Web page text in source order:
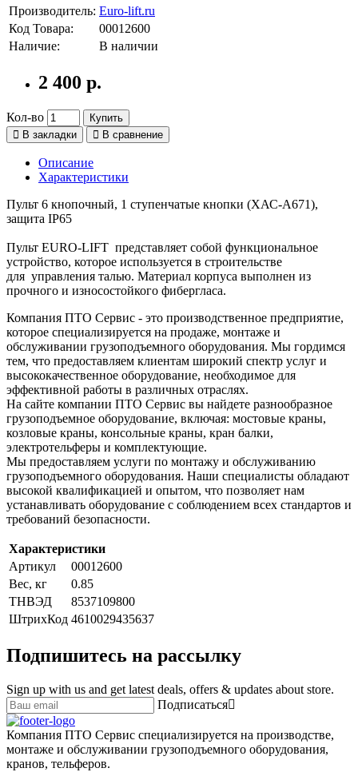
Производитель: Euro-lift.ru
Код Товара:
00012600
Наличие:
В наличии
2 400 р.
Кол-во
Купить
В закладки
В сравнение
Описание
Характеристики
Пульт 6 кнопочный, 1 ступенчатые кнопки (XАС-A671),
защита IP65
Пульт EURO-LIFT представляет собой функциональное
устройство, которое используется в строительстве
для управления талью. Материал корпуса выполнен из
прочного и износостойкого фибергласа.
Компания ПТО Сервис - это производственное предприятие,
которое специализируется на продаже, монтаже и
обслуживании грузоподъемного оборудования. Мы гордимся
тем, что предоставляем клиентам широкий спектр услуг и
высококачественное оборудование, необходимое для
эффективной работы в различных отраслях.
На сайте компании ПТО Сервис вы найдете разнообразное
грузоподъемное оборудование, включая: мостовые краны,
козловые краны, консольные краны, кран балки,
электротельферы и комплектующие.
Мы предоставляем услуги по монтажу и обслуживанию
грузоподъемного оборудования. Наши специалисты обладают
высокой квалификацией и опытом, что позволяет нам
устанавливать оборудование с соблюдением всех стандартов и
требований безопасности.
Характеристики
Артикул
00012600
Вес, кг
0.85
ТНВЭД
8537109800
ШтрихКод 4610029435637
Подпишитесь на рассылку
Sign up with us and get latest deals, offers & updates about store.
Подписаться
Компания ПТО Сервис специализируется на производстве,
монтаже и обслуживании грузоподъемного оборудования,
кранов, тельферов.